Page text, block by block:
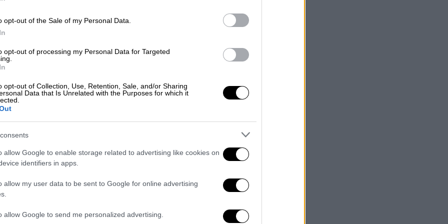
opt-out of the Sale of my Personal Data.
opt-out of processing my Personal Data for Targeted
opt-out of Collection, Use, Retention, Sale, and/or Sharing
Data that Is Unrelated with the Purposes for which it
allow Google to enable storage related to advertising like cookies on
identifiers in apps.
allow my user data to be sent to Google for online advertising
allow Google to send me personalized advertising.
καταδίκη του: «Ξεκάθαρα νιώθω
ο θάνατος του 44χρονου - Ποιοι
έκανε την βόλτα της
από κοντινό κτήμα.